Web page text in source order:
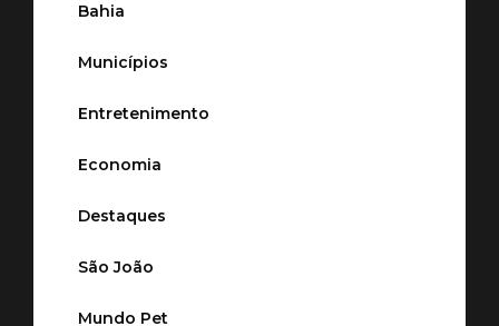
Bahia
Municípios
Entretenimento
Economia
Destaques
São João
Mundo Pet